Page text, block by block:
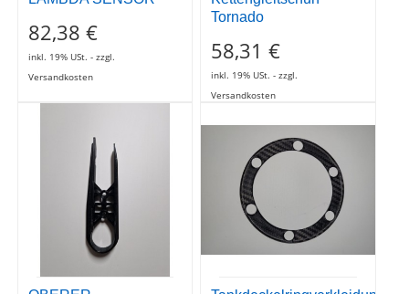
OBERER
KETTENGLEITSCHUH
47,50 €
inkl. 19% USt. - zzgl.
Versandkosten
Tankdeckelringverkleidung
carbon
19,90 €
inkl. 19% USt. - zzgl.
Versandkosten